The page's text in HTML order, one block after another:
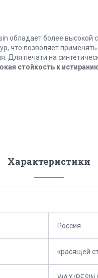
обладает более высокой
что позволяет
Для печати на
стойкость к
Характеристики
Россия
красящей